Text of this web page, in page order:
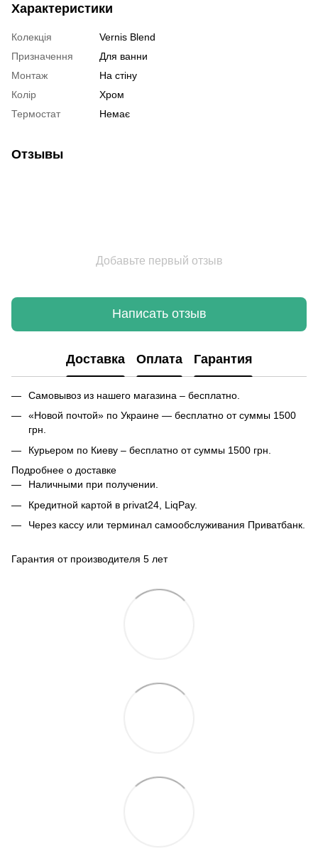
Характеристики
Колекція
Vernis Blend
Призначення
Для ванни
Монтаж
На стіну
Колір
Хром
Термостат
Немає
Отзывы
Добавьте первый отзыв
Написать отзыв
Доставка Оплата Гарантия
Самовывоз из нашего магазина – бесплатно.
«Новой почтой» по Украине — бесплатно от суммы 1500
грн.
Курьером по Киеву – бесплатно от суммы 1500 грн.
Подробнее о доставке
Наличными при получении.
Кредитной картой в privat24, LiqPay.
Через кассу или терминал самообслуживания Приватбанк.
Гарантия от производителя 5 лет